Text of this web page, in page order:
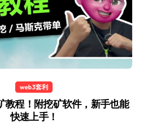
web3套利
教程！附挖矿软件，新手也能
快速上手！